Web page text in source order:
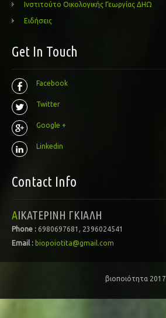
Ινστιτούτο Οικολογικής Γεωργίας ΔΗΩ
Ειδήσεις
Get In Touch
Facebook
Twitter
Google +
Linkedin
Contact Info
ΑΙΚΑΤΕΡΙΝΗ ΓΚΙΑΛΗ
Phone : 6980697681, 2396024541
Email : biopoiotita@gmail.com
βιοποιότητα 2017